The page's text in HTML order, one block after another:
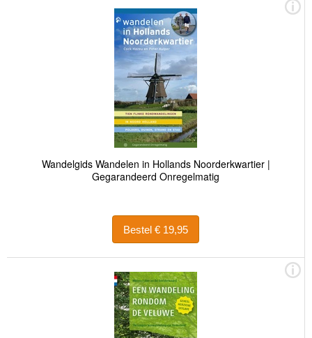
Wandelgids Wandelen in Hollands Noorderkwartier |
Gegarandeerd Onregelmatig
Bestel € 19,95